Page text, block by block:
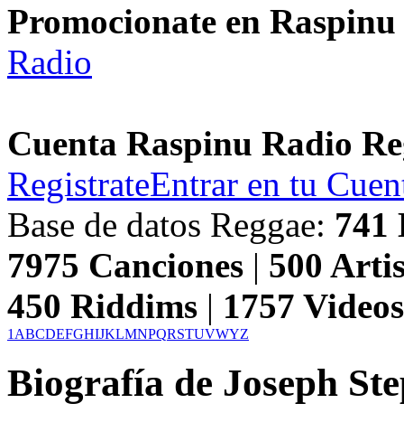
Promocionate en
Radio
Cuenta Raspinu Radio
RegistrateEntrar en tu
Base de datos Reggae: 741
7975 Canciones | 500
450 Riddims | 1757
1 ABCDEFGHIJKLMNPQRSTUVWYZ
Biografía de Joseph